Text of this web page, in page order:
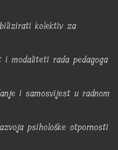
kolektiv za
modaliteti rada pedagoga
i samosvijest u radnom
psihološke otpornosti